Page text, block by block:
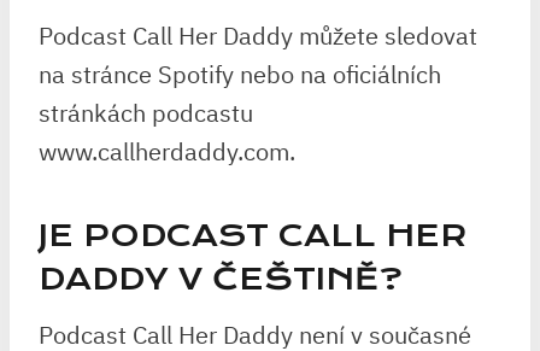
Podcast Call Her Daddy můžete sledovat
na stránce Spotify nebo na oficiálních
stránkách podcastu
www.callherdaddy.com.
JE PODCAST CALL HER
DADDY V ČEŠTINĚ?
Podcast Call Her Daddy není v současné